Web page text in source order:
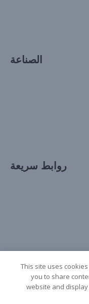
الصناعة
روابط سريعة
This site uses
you to share
website and